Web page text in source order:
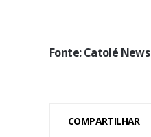
Fonte: Catolé News
COMPARTILHAR